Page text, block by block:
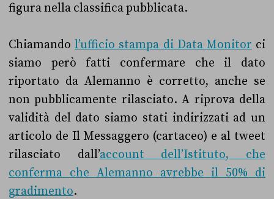
figura nella classifica pubblicata.
Chiamandol’ufficio stampa di Data Monitor ci
siamo però fatti confermare che il dato
riportato da Alemanno è corretto, anche se
non pubblicamente rilasciato. A riprova della
validità del dato siamo stati indirizzati ad un
articolo de Il Messaggero (cartaceo) e al tweet
rilasciato dall’account dell’Istituto, che
conferma che Alemanno avrebbe il 50% di
gradimento.